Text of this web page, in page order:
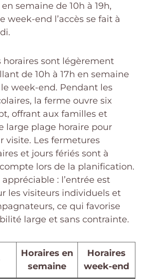
semaine de 10h à 19h,
week-end l’accès se fait à
horaires sont légèrement
de 10h à 17h en semaine
le week-end. Pendant les
la ferme ouvre six
offrant aux familles et
large plage horaire pour
visite. Les fermetures
et jours fériés sont à
lors de la planification.
: l’entrée est
les visiteurs individuels et
ce qui favorise
large et sans contrainte.
Horaires en
semaine
Horaires
week-end